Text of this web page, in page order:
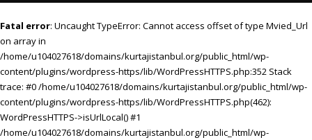
Fatal error: Uncaught TypeError: Cannot access offset of type Mvied_Url
on array in
/home/u104027618/domains/kurtajistanbul.org/public_html/wp-
content/plugins/wordpress-https/lib/WordPressHTTPS.php:352 Stack
trace: #0 /home/u104027618/domains/kurtajistanbul.org/public_html/wp-
content/plugins/wordpress-https/lib/WordPressHTTPS.php(462):
WordPressHTTPS->isUrlLocal() #1
/home/u104027618/domains/kurtajistanbul.org/public_html/wp-